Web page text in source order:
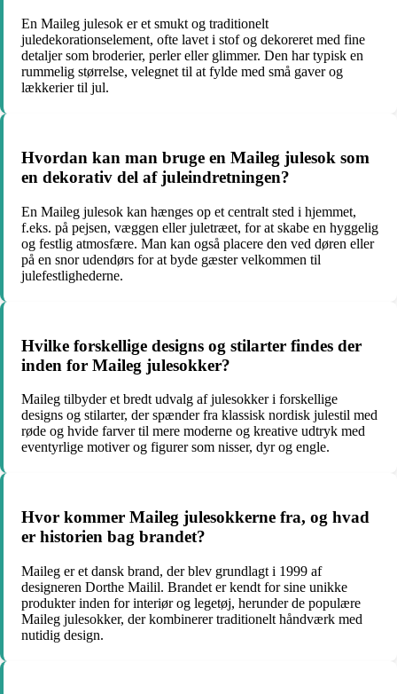
En Maileg julesok er et smukt og traditionelt
juledekorationselement, ofte lavet i stof og dekoreret med fine
detaljer som broderier, perler eller glimmer. Den har typisk en
rummelig størrelse, velegnet til at fylde med små gaver og
lækkerier til jul.
Hvordan kan man bruge en Maileg julesok som
en dekorativ del af juleindretningen?
En Maileg julesok kan hænges op et centralt sted i hjemmet,
f.eks. på pejsen, væggen eller juletræet, for at skabe en hyggelig
og festlig atmosfære. Man kan også placere den ved døren eller
på en snor udendørs for at byde gæster velkommen til
julefestlighederne.
Hvilke forskellige designs og stilarter findes der
inden for Maileg julesokker?
Maileg tilbyder et bredt udvalg af julesokker i forskellige
designs og stilarter, der spænder fra klassisk nordisk julestil med
røde og hvide farver til mere moderne og kreative udtryk med
eventyrlige motiver og figurer som nisser, dyr og engle.
Hvor kommer Maileg julesokkerne fra, og hvad
er historien bag brandet?
Maileg er et dansk brand, der blev grundlagt i 1999 af
designeren Dorthe Mailil. Brandet er kendt for sine unikke
produkter inden for interiør og legetøj, herunder de populære
Maileg julesokker, der kombinerer traditionelt håndværk med
nutidig design.